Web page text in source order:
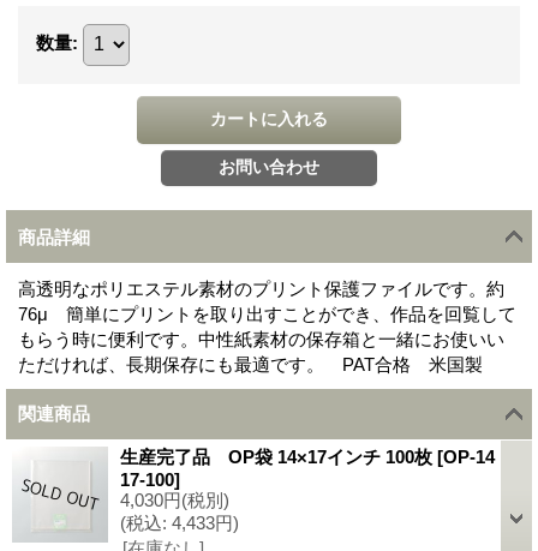
数量:
商品詳細
高透明なポリエステル素材のプリント保護ファイルです。約
76μ 簡単にプリントを取り出すことができ、作品を回覧して
もらう時に便利です。中性紙素材の保存箱と一緒にお使いい
ただければ、長期保存にも最適です。 PAT合格 米国製
関連商品
生産完了品 OP袋 14×17インチ 100枚 [OP-14
17-100]
4,030円(税別)
(税込: 4,433円)